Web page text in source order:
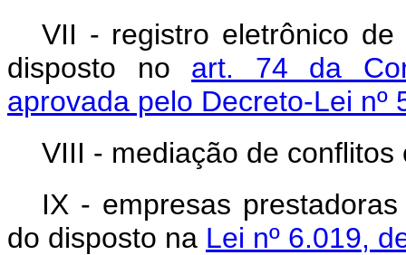
VII - registro eletrônico
disposto no art. 74 da
aprovada pelo Decreto-Lei nº
VIII - mediação de
IX - empresas
do disposto na Lei nº 6.019,